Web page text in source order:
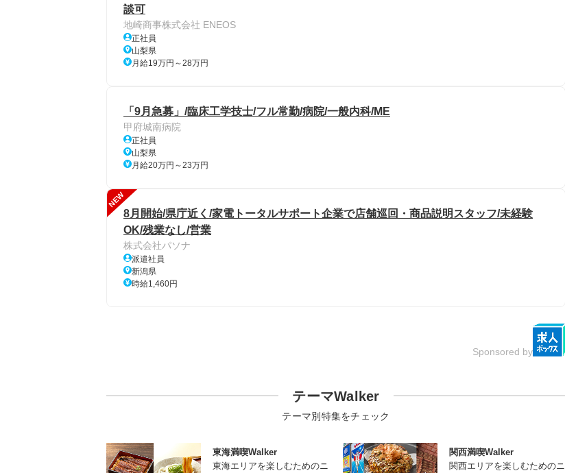
談可
地崎商事株式会社 ENEOS
正社員
山梨県
月給19万円～28万円
「9月急募」/臨床工学技士/フル常勤/病院/一般内科/ME
甲府城南病院
正社員
山梨県
月給20万円～23万円
NEW
8月開始/県庁近く/家電トータルサポート企業で店舗巡回・商品説明スタッフ/未経験
OK/残業なし/営業
株式会社パソナ
派遣社員
新潟県
時給1,460円
Sponsored by
テーマWalker
テーマ別特集をチェック
東海満喫Walker
東海エリアを楽しむためのニ
関西満喫Walker
関西エリアを楽しむためのニ